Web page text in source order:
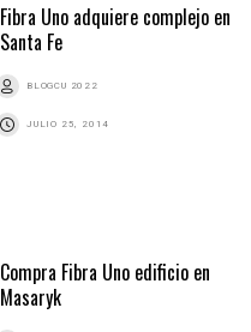
Fibra Uno adquiere complejo en
Santa Fe
BLOGCU 2022
JULIO 25, 2014
Compra Fibra Uno edificio en
Masaryk